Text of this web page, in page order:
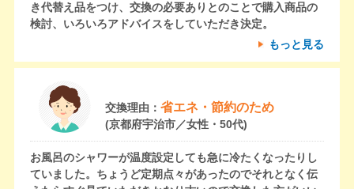
き代替え品をつけ、交換の必要ありとのことで購入商品の
検討、いろいろアドバイスをしていただき決定。
もっと見る
交換理由： 省エネ・節約のため
(京都府宇治市／女性・50代)
お風呂のシャワーが温度設定しても急に冷たくなったりし
ていました。ちょうど定期点々があったのでそれとなく伝